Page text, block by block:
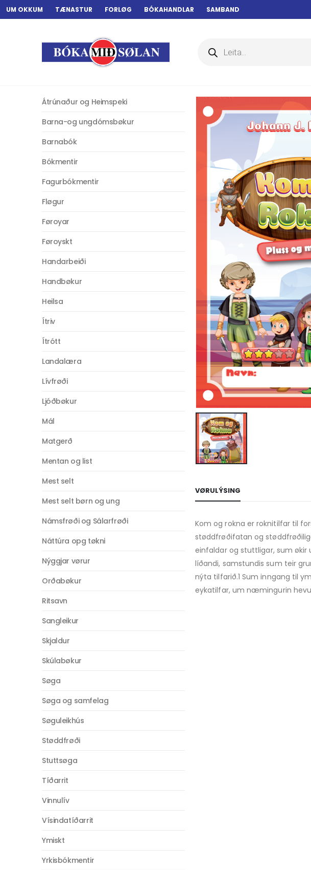
UM OKKUM TÆNASTUR FORLØG BÓKAHANDLAR SAMBAND
search
VØRULÝSING
Kom og rokna er roknitilfar til
støddfrøðifatan og
einfaldar og stuttligar, sum
líðandi, samstundis sum teir
nýta tilfarið.1 Sum inngang til
eykatilfar, um næmingurin
Átrúnaður og Heimspeki
Barna-og ungdómsbøkur
Barnabók
Bókmentir
Fagurbókmentir
Fløgur
Føroyar
Føroyskt
Handarbeiði
Handbøkur
Heilsa
Ítriv
Ítrótt
Landalæra
Lívfrøði
Ljóðbøkur
Mál
Matgerð
Mentan og list
Mest selt
Mest selt børn og ung
Námsfrøði og Sálarfrøði
Náttúra opg tøkni
Nýggjar vørur
Orðabøkur
Ritsavn
Sangleikur
Skjaldur
Skúlabøkur
Søga
Søga og samfelag
Søguleikhús
Støddfrøði
Stuttsøga
Tíðarrit
Vinnulív
Vísindatíðarrit
Ymiskt
Yrkisbókmentir